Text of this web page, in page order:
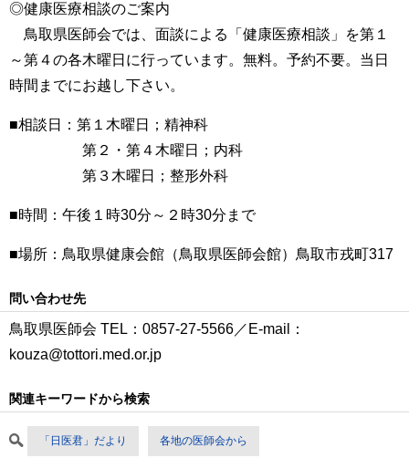
◎健康医療相談のご案内
鳥取県医師会では、面談による「健康医療相談」を第１
～第４の各木曜日に行っています。無料。予約不要。当日
時間までにお越し下さい。
■相談日：第１木曜日；精神科
第２・第４木曜日；内科
第３木曜日；整形外科
■時間：午後１時30分～２時30分まで
■場所：鳥取県健康会館（鳥取県医師会館）鳥取市戎町317
問い合わせ先
鳥取県医師会 TEL：0857-27-5566／E-mail：
kouza@tottori.med.or.jp
関連キーワードから検索
「日医君」だより 各地の医師会から